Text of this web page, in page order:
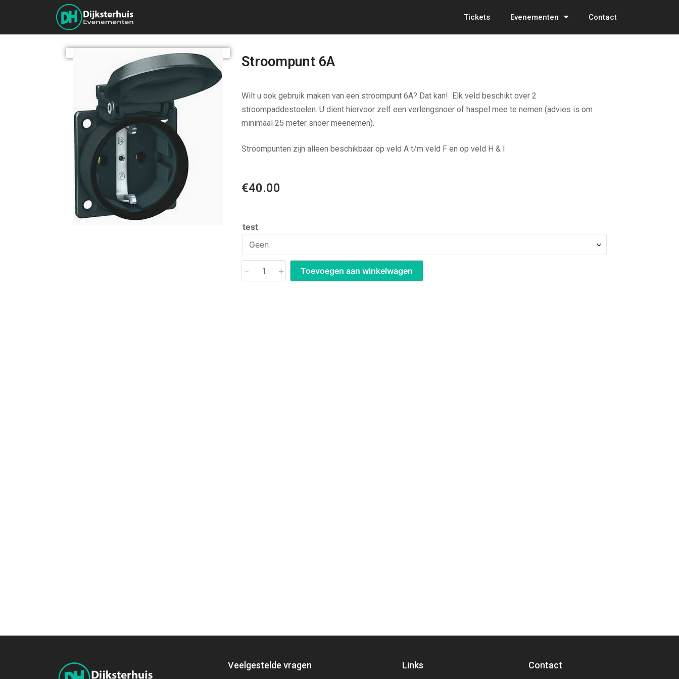
Tickets Evenementen Contact
Stroompunt 6A
Wilt u ook gebruik maken van een stroompunt 6A? Dat kan! Elk veld beschikt over 2
stroompaddestoelen. U dient hiervoor zelf een verlengsnoer of haspel mee te nemen (advies is om
minimaal 25 meter snoer meenemen).
Stroompunten zijn alleen beschikbaar op veld A t/m veld F en op veld H & I
€40.00
test
- + Toevoegen aan winkelwagen
Veelgestelde vragen Links Contact